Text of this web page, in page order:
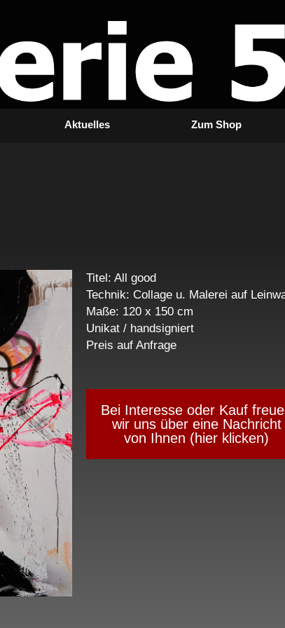
Aktuelles Zum Shop
Titel: All good
Technik: Collage u. Malerei auf
Maße: 120 x 150 cm
Unikat / handsigniert
Preis auf Anfrage
Bei Interesse oder Kauf
wir uns über eine Nachricht
von Ihnen (hier klicken)